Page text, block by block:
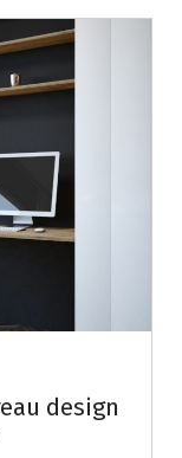
design